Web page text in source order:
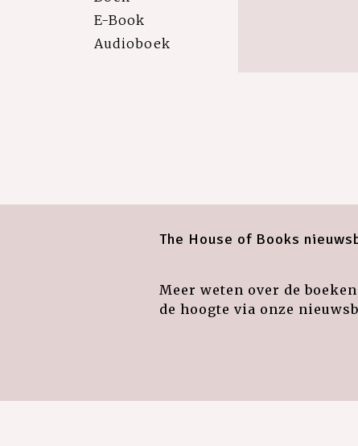
E-Book
Audioboek
The House of Books
Meer weten over de
de hoogte via onze